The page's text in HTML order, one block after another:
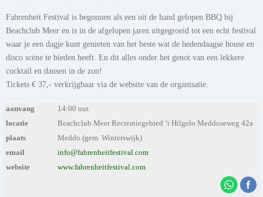
Fahrenheit Festival is begonnen als een uit de hand gelopen BBQ bij
Beachclub Meer en is in de afgelopen jaren uitgegroeid tot een echt festival
waar je een dagje kunt genieten van het beste wat de hedendaagse house en
disco scène te bieden heeft. En dit alles onder het genot van een lekkere
cocktail en dansen in de zon!
Tickets € 37,- verkrijgbaar via de website van de organisatie.
aanvang
14:00 uur.
locatie
Beachclub Meer Recreatiegebied ’t Hilgelo Meddoseweg 42a
plaats
Meddo (gem. Winterswijk)
email
info@fahrenheitfestival.com
website
www.fahrenheitfestival.com